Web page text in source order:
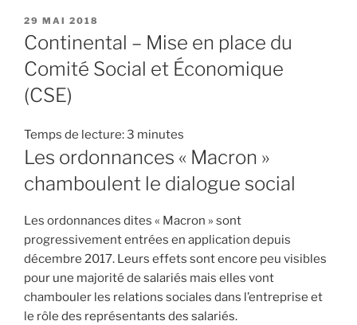
PUBLIÉ
LE
29 MAI 2018
Continental – Mise en place du
Comité Social et Économique
(CSE)
Temps de lecture:3 minutes
Les ordonnances « Macron »
chamboulent le dialogue social
Les ordonnances dites « Macron » sont
progressivement entrées en application depuis
décembre 2017. Leurs effets sont encore peu visibles
pour une majorité de salariés mais elles vont
chambouler les relations sociales dans l’entreprise et
le rôle des représentants des salariés.